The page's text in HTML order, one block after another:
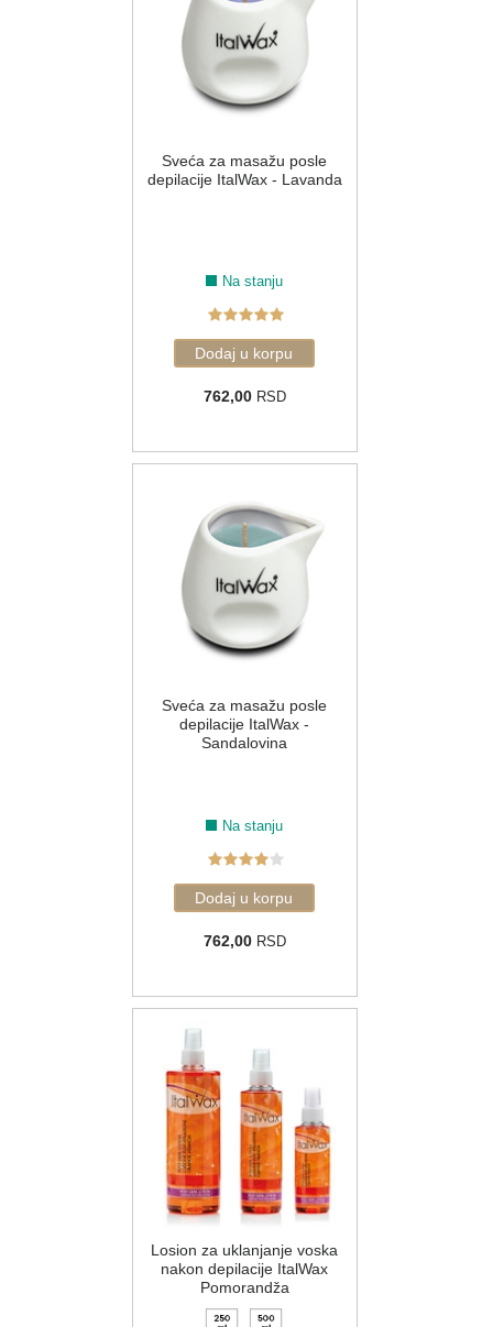
Sveća za masažu posle
depilacije ItalWax - Lavanda
Na stanju
762,00RSD
Sveća za masažu posle
depilacije ItalWax -
Sandalovina
Na stanju
762,00RSD
Losion za uklanjanje voska
nakon depilacije ItalWax
Pomorandža